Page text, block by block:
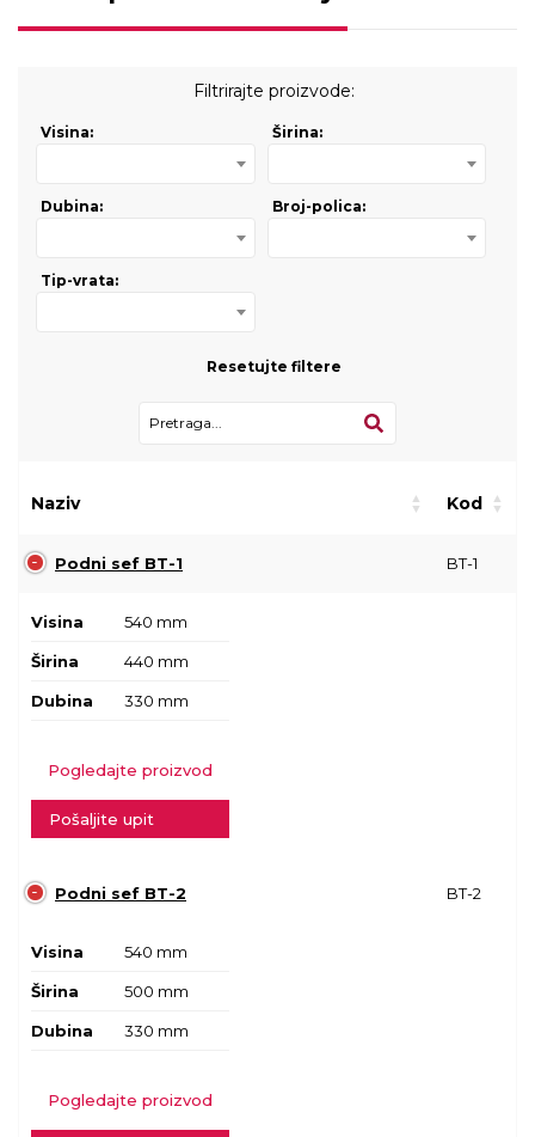
Filtrirajte proizvode:
Visina: Širina:
Dubina: Broj-polica:
Tip-vrata:
Resetujte filtere
Naziv Kod
Podni sef BT-1 BT-1
Visina 540 mm
Širina 440 mm
Dubina 330 mm
Pogledajte proizvod
Pošaljite upit
Podni sef BT-2 BT-2
Visina 540 mm
Širina 500 mm
Dubina 330 mm
Pogledajte proizvod